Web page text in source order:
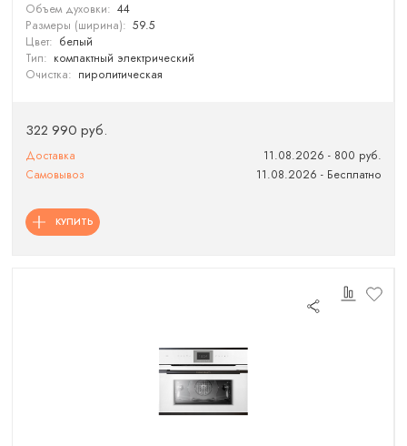
Объем духовки: 44
Размеры (ширина): 59.5
Цвет: белый
Тип: компактный электрический
Очистка: пиролитическая
322 990 руб.
Доставка
11.08.2026 - 800 руб.
Самовывоз
11.08.2026 - Бесплатно
КУПИТЬ